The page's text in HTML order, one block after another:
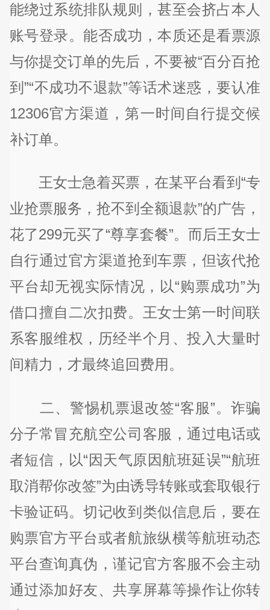
能绕过系统排队规则，甚至会挤占本人
账号登录。能否成功，本质还是看票源
与你提交订单的先后，不要被“百分百抢
到”“不成功不退款”等话术迷惑，要认准
12306官方渠道，第一时间自行提交候
补订单。
王女士急着买票，在某平台看到“专
业抢票服务，抢不到全额退款”的广告，
花了299元买了“尊享套餐”。而后王女士
自行通过官方渠道抢到车票，但该代抢
平台却无视实际情况，以“购票成功”为
借口擅自二次扣费。王女士第一时间联
系客服维权，历经半个月、投入大量时
间精力，才最终追回费用。
二、警惕机票退改签“客服”。诈骗
分子常冒充航空公司客服，通过电话或
者短信，以“因天气原因航班延误”“航班
取消帮你改签”为由诱导转账或套取银行
卡验证码。切记收到类似信息后，要在
购票官方平台或者航旅纵横等航班动态
平台查询真伪，谨记官方客服不会主动
通过添加好友、共享屏幕等操作让你转